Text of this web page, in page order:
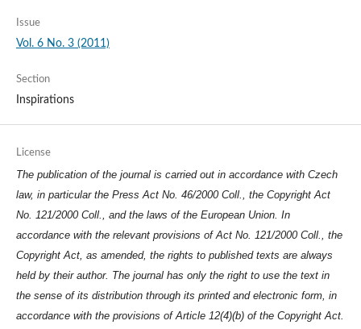
Issue
Vol. 6 No. 3 (2011)
Section
Inspirations
License
The publication of the journal is carried out in accordance with Czech
law, in particular the Press Act No. 46/2000 Coll., the Copyright Act
No. 121/2000 Coll., and the laws of the European Union. In
accordance with the relevant provisions of Act No. 121/2000 Coll., the
Copyright Act, as amended, the rights to published texts are always
held by their author. The journal has only the right to use the text in
the sense of its distribution through its printed and electronic form, in
accordance with the provisions of Article 12(4)(b) of the Copyright Act.